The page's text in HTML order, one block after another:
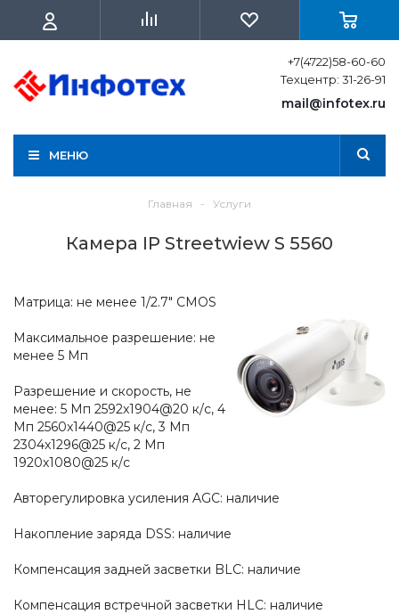
+7(4722)58-60-60
Техцентр: 31-26-91
mail@infotex.ru
МЕНЮ
Главная - Услуги
Камера IP Streetwiew S 5560
Матрица: не менее 1/2.7" CMOS
Максимальное разрешение: не
менее 5 Мп
Разрешение и скорость, не
менее: 5 Мп 2592x1904@20 к/с, 4
Мп 2560x1440@25 к/с, 3 Мп
2304x1296@25 к/с, 2 Мп
1920x1080@25 к/с
Авторегулировка усиления AGC: наличие
Накопление заряда DSS: наличие
Компенсация задней засветки BLC: наличие
Компенсация встречной засветки HLC: наличие